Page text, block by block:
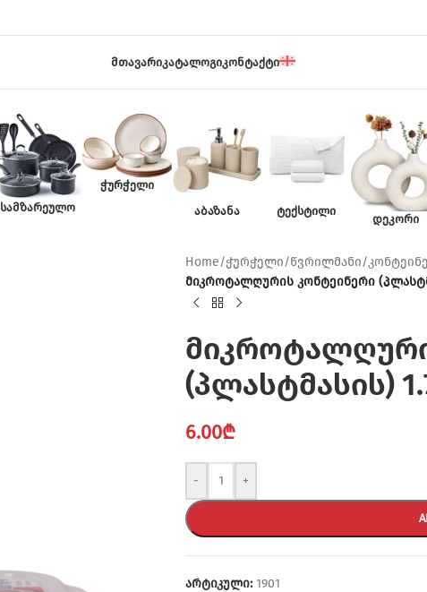
ᲛᲗᲐᲕᲐᲠᲘᲙᲐᲢᲐᲚᲝᲒᲘᲙᲝᲜᲢᲐᲥᲢᲘ
ᲡᲐᲛᲖᲐᲠᲔᲣᲚᲝ
ᲭᲣᲠᲭᲔᲚᲘ
ᲐᲑᲐᲖᲐᲜᲐ
ᲢᲔᲥᲡᲢᲘᲚᲘ
ᲓᲔᲙᲝᲠᲘ
Home/ჭურჭელი/წვრილმანი/
მიკროტალღურის კონტეინერი
(პლასტმასის)
6.00₾
- +
არტიკული:1901